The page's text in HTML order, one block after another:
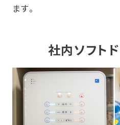
ます。
社内ソフト